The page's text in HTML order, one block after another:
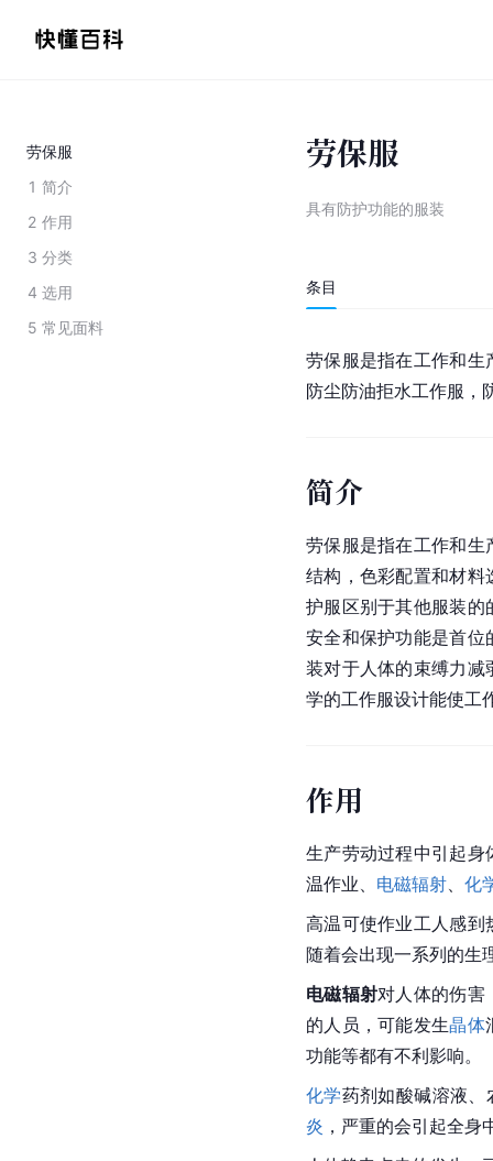
劳保服
1 简介
2 作用
3 分类
4 选用
5 常见面料
劳保服
具有防护功能的服装
条目
劳保服是指在工作和生
防尘防油拒水工作服，
简介
劳保服是指在工作和生
结构，色彩配置和材料
护服区别于其他服装的
安全和保护功能是首位
装对于人体的束缚力减
学的工作服设计能使工
作用
生产劳动过程中引起身
温作业、 电磁辐射
化
高温可使作业工人感到
随着会出现一系列的生
电磁辐射对人体的伤害
的人员，可能发生晶体
功能等都有不利影响。
化学药剂如酸碱溶液
炎 ，严重的会引起全身